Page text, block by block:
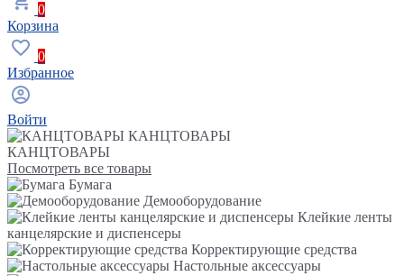
0
Корзина
0
Избранное
Войти
КАНЦТОВАРЫ
КАНЦТОВАРЫ
Посмотреть все товары
Бумага
Демооборудование
Клейкие ленты
канцелярские и диспенсеры
Корректирующие средства
Настольные аксессуары